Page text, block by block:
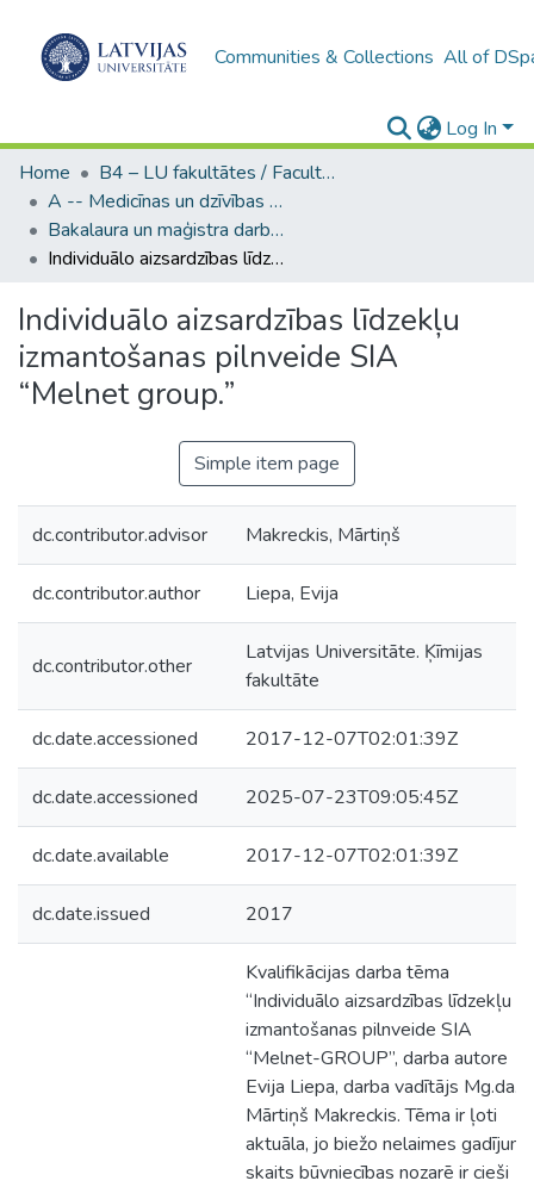
Communities & Collections All of
Log In
Home
B4 – LU fakultātes / Faculties of the UL
A -- Medicīnas un dzīvības zinātņu fakultāte / Faculty of Medicine and Life Sciences
Bakalaura un maģistra darbi (MDZF) / Bachelor's and Master's theses
Individuālo aizsardzības līdzekļu izmantošanas pilnveide SIA “Melnet group.”
Individuālo aizsardzības līdzekļu
izmantošanas pilnveide SIA
“Melnet group.”
Simple item page
dc.contributor.advisor Makreckis, Mārtiņš
dc.contributor.author Liepa, Evija
dc.contributor.other
Latvijas Universitāte. Ķīmijas
fakultāte
dc.date.accessioned 2017-12-07T02:01:39Z
dc.date.accessioned 2025-07-23T09:05:45Z
dc.date.available 2017-12-07T02:01:39Z
dc.date.issued 2017
Kvalifikācijas darba tēma
“Individuālo aizsardzības līdzekļu
izmantošanas pilnveide SIA
“Melnet-GROUP”, darba autore
Evija Liepa, darba vadītājs Mg.da.
Mārtiņš Makreckis. Tēma ir ļoti
aktuāla, jo biežo nelaimes gadījumu
skaits būvniecības nozarē ir cieši